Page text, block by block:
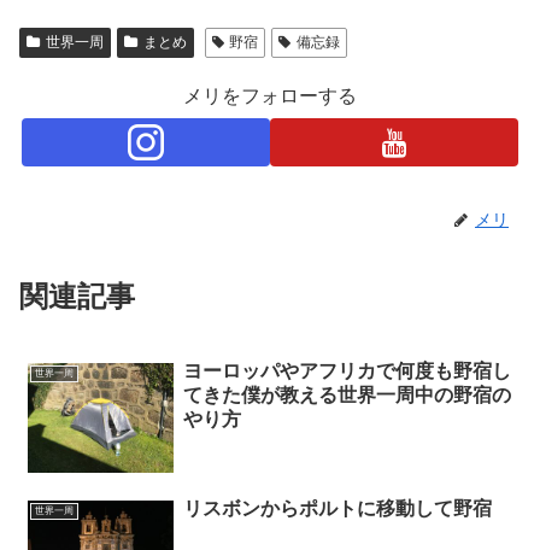
世界一周 まとめ 野宿 備忘録
メリをフォローする
メリ
関連記事
世界一周
ヨーロッパやアフリカで何度も野宿し
てきた僕が教える世界一周中の野宿の
やり方
世界一周 リスボンからポルトに移動して野宿